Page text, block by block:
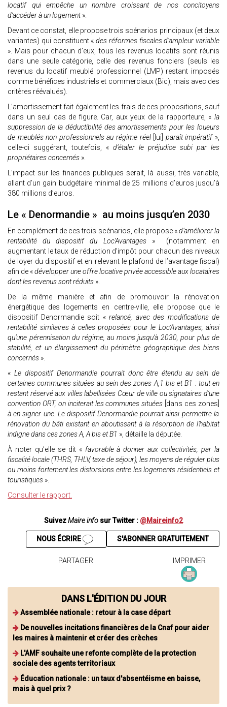
locatif qui empêche un nombre croissant de nos concitoyens
d’accéder à un logement».
Devant ce constat, elle propose trois scénarios principaux (et deux
variantes) qui constituent « des réformes fiscales d’ampleur variable
». Mais pour chacun d’eux, tous les revenus locatifs sont réunis
dans une seule catégorie, celle des revenus fonciers (seuls les
revenus du locatif meublé professionnel (LMP) restant imposés
comme bénéfices industriels et commerciaux (Bic), mais avec des
critères réévalués).
L’amortissement fait également les frais de ces propositions, sauf
dans un seul cas de figure. Car, aux yeux de la rapporteure, « la
suppression de la déductibilité des amortissements pour les loueurs
de meublés non professionnels au régime réel
[lui] paraît impératif »,
celle-ci suggérant, toutefois, « d’étaler le préjudice subi par les
propriétaires concernés ».
L’impact sur les finances publiques serait, là aussi, très variable,
allant d’un gain budgétaire minimal de 25 millions d’euros jusqu’à
380 millions d’euros.
Le « Denormandie » au moins jusqu’en 2030
En complément de ces trois scénarios, elle propose «d’améliorer la
rentabilité du dispositif du Loc’Avantages» (notamment en
augmentant le taux de réduction d’impôt pour chacun des niveaux
de loyer du dispositif et en relevant le plafond de l’avantage fiscal)
afin de «développer une offre locative privée accessible aux locataires
dont les revenus sont réduits ».
De la même manière et afin de promouvoir la rénovation
énergétique des logements en centre-ville, elle propose que le
dispositif Denormandie soit «relancé, avec des modifications de
rentabilité similaires à celles proposées pour le Loc’Avantages, ainsi
qu’une pérennisation du régime, au moins jusqu’à 2030, pour plus de
stabilité, et un élargissement du périmètre géographique des biens
concernés ».
« Le dispositif Denormandie pourrait donc être étendu au sein de
certaines communes situées au sein des zones A,1 bis et B1 : tout en
restant réservé aux villes labellisées Cœur de ville ou signataires d’une
convention ORT, on inciterait les communes situées [dans ces zones]
à en signer une. Le dispositif Denormandie pourrait ainsi permettre la
rénovation du bâti existant en aboutissant à la résorption de l’habitat
indigne dans ces zones A, A bis et B1 », détaille la députée.
À noter qu’elle se dit « favorable à donner aux collectivités, par la
fiscalité locale (THRS, THLV, taxe de séjour), les moyens de réguler plus
ou moins fortement les distorsions entre les logements résidentiels et
touristiques ».
Consulter le rapport.
SuivezMaire info sur Twitter : @Maireinfo2
S'ABONNER GRATUITEMENT
NOUS ÉCRIRE
PARTAGER IMPRIMER
DANS L'ÉDITION DU JOUR
Assemblée nationale : retour à la case départ
De nouvelles incitations financières de la Cnaf pour aider
les maires à maintenir et créer des crèches
L'AMF souhaite une refonte complète de la protection
sociale des agents territoriaux
Éducation nationale : un taux d'absentéisme en baisse,
mais à quel prix ?